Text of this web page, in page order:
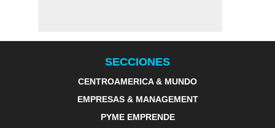
SECCIONES
CENTROAMERICA & MUNDO
EMPRESAS & MANAGEMENT
PYME EMPRENDE